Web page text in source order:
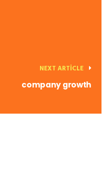
NEXT ARTICLE
company growth